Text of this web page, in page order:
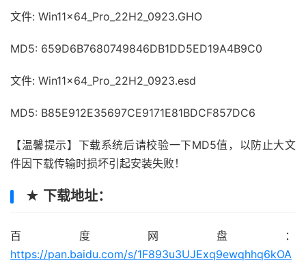
文件: Win11x64_Pro_22H2_0923.GHO
MD5: 659D6B7680749846DB1DD5ED19A4B9C0
文件: Win11x64_Pro_22H2_0923.esd
MD5: B85E912E35697CE9171E81BDCF857DC6
【温馨提示】下载系统后请校验一下MD5值，以防止大文
件因下载传输时损坏引起安装失败！
★ 下载地址：
百度网盘：
https://pan.baidu.com/s/1F893u3UJExq9ewqhhq6kOA